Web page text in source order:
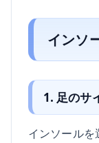
インソ
1. 足のサ
インソール